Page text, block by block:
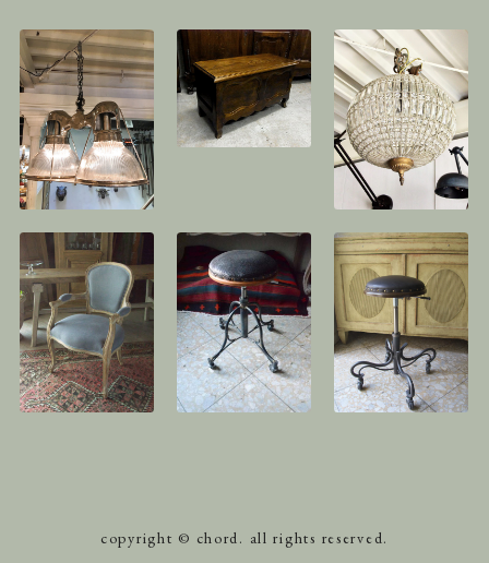
copyright © chord. all rights reserved.